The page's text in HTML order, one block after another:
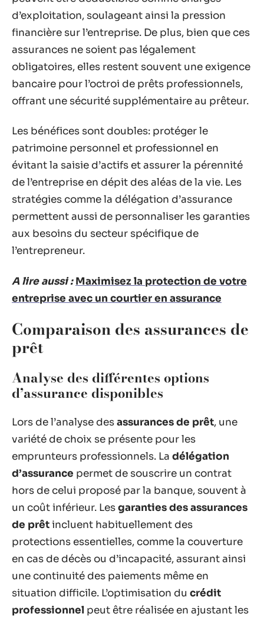
d’exploitation, soulageant ainsi la pression
financière sur l’entreprise. De plus, bien que ces
assurances ne soient pas légalement
obligatoires, elles restent souvent une exigence
bancaire pour l’octroi de prêts professionnels,
offrant une sécurité supplémentaire au prêteur.
Les bénéfices sont doubles: protéger le
patrimoine personnel et professionnel en
évitant la saisie d’actifs et assurer la pérennité
de l’entreprise en dépit des aléas de la vie. Les
stratégies comme la délégation d’assurance
permettent aussi de personnaliser les garanties
aux besoins du secteur spécifique de
l’entrepreneur.
A lire aussi : Maximisez la protection de votre
entreprise avec un courtier en assurance
Comparaison des assurances de
prêt
Analyse des différentes options
d’assurance disponibles
Lors de l’analyse desassurances de prêt, une
variété de choix se présente pour les
emprunteurs professionnels. La délégation
d’assurance permet de souscrire un contrat
hors de celui proposé par la banque, souvent à
un coût inférieur. Lesgaranties des assurances
de prêtincluent habituellement des
protections essentielles, comme la couverture
en cas de décès ou d’incapacité, assurant ainsi
une continuité des paiements même en
situation difficile. L’optimisation du crédit
professionnel peut être réalisée en ajustant les